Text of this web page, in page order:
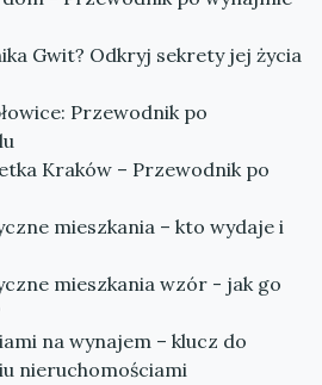
Gwit? Odkryj sekrety jej życia
Przewodnik po
Kraków – Przewodnik po
mieszkania – kto wydaje i
mieszkania wzór - jak go
na wynajem – klucz do
nieruchomościami